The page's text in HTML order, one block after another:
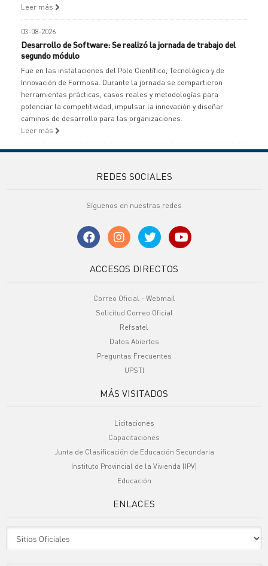
Leer más
03-08-2026
Desarrollo de Software: Se realizó la jornada de trabajo del
segundo módulo
Fue en las instalaciones del Polo Científico, Tecnológico y de
Innovación de Formosa. Durante la jornada se compartieron
herramientas prácticas, casos reales y metodologías para
potenciar la competitividad, impulsar la innovación y diseñar
caminos de desarrollo para las organizaciones.
Leer más
REDES SOCIALES
Síguenos en nuestras redes
ACCESOS DIRECTOS
Correo Oficial - Webmail
Solicitud Correo Oficial
Refsatel
Datos Abiertos
Preguntas Frecuentes
UPSTI
MÁS VISITADOS
Licitaciones
Capacitaciones
Junta de Clasificación de Educación Secundaria
Instituto Provincial de la Vivienda (IPV)
Educación
ENLACES